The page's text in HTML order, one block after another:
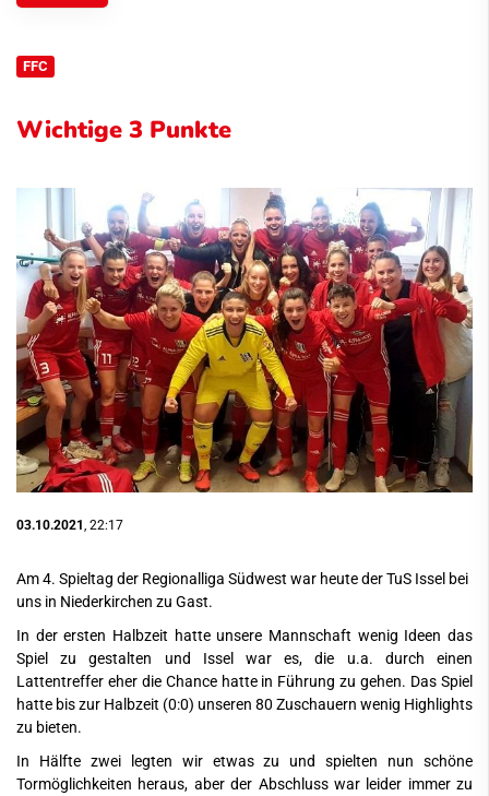
FFC
Wichtige 3 Punkte
03.10.2021 , 22:17
Am 4. Spieltag der Regionalliga Südwest war heute der TuS Issel bei
uns in Niederkirchen zu Gast.
In der ersten Halbzeit hatte unsere Mannschaft wenig Ideen das
Spiel zu gestalten und Issel war es, die u.a. durch einen
Lattentreffer eher die Chance hatte in Führung zu gehen. Das Spiel
hatte bis zur Halbzeit (0:0) unseren 80 Zuschauern wenig Highlights
zu bieten.
In Hälfte zwei legten wir etwas zu und spielten nun schöne
Tormöglichkeiten heraus, aber der Abschluss war leider immer zu